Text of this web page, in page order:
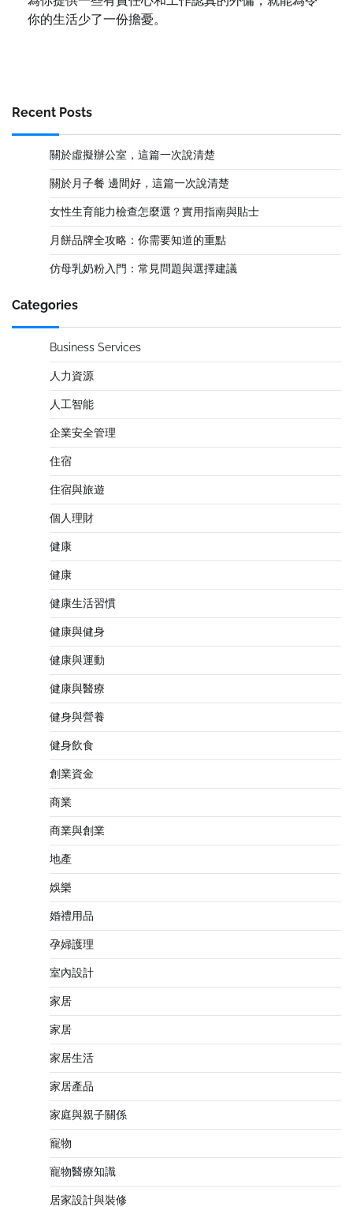
你的生活少了一份擔憂。
Recent Posts
關於虛擬辦公室，這篇一次說清楚
關於月子餐 邊間好，這篇一次說清楚
女性生育能力檢查怎麼選？實用指南與貼士
月餅品牌全攻略：你需要知道的重點
仿母乳奶粉入門：常見問題與選擇建議
Categories
Business Services
人力資源
人工智能
企業安全管理
住宿
住宿與旅遊
個人理財
健康
健康
健康生活習慣
健康與健身
健康與運動
健康與醫療
健身與營養
健身飲食
創業資金
商業
商業與創業
地產
娛樂
婚禮用品
孕婦護理
室內設計
家居
家居
家居生活
家居產品
家庭與親子關係
寵物
寵物醫療知識
居家設計與裝修